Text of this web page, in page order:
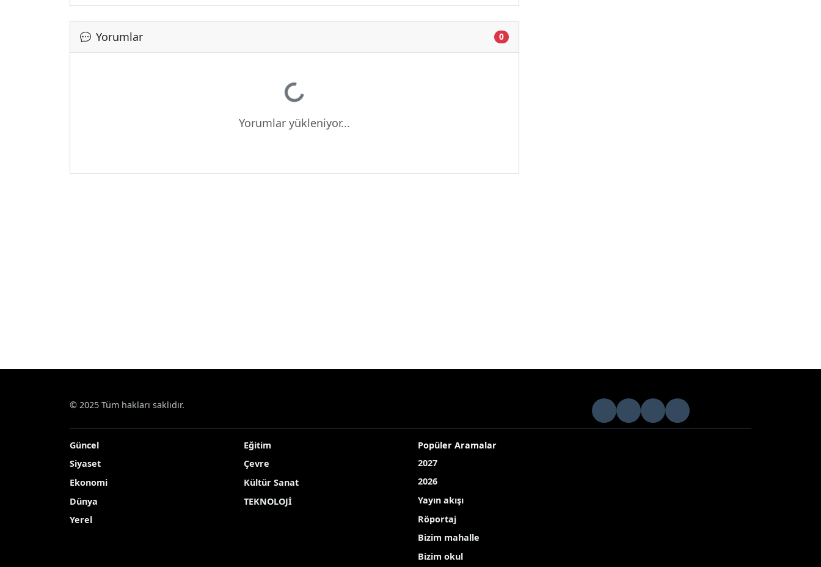
Yorumlar 0
Yükleniyor...
Yorumlar yükleniyor...
© 2025 Tüm hakları saklıdır.
Güncel
Siyaset
Ekonomi
Dünya
Yerel
Eğitim
Çevre
Kültür Sanat
TEKNOLOJİ
Popüler Aramalar
2027
2026
Yayın akışı
Röportaj
Bizim mahalle
Bizim okul